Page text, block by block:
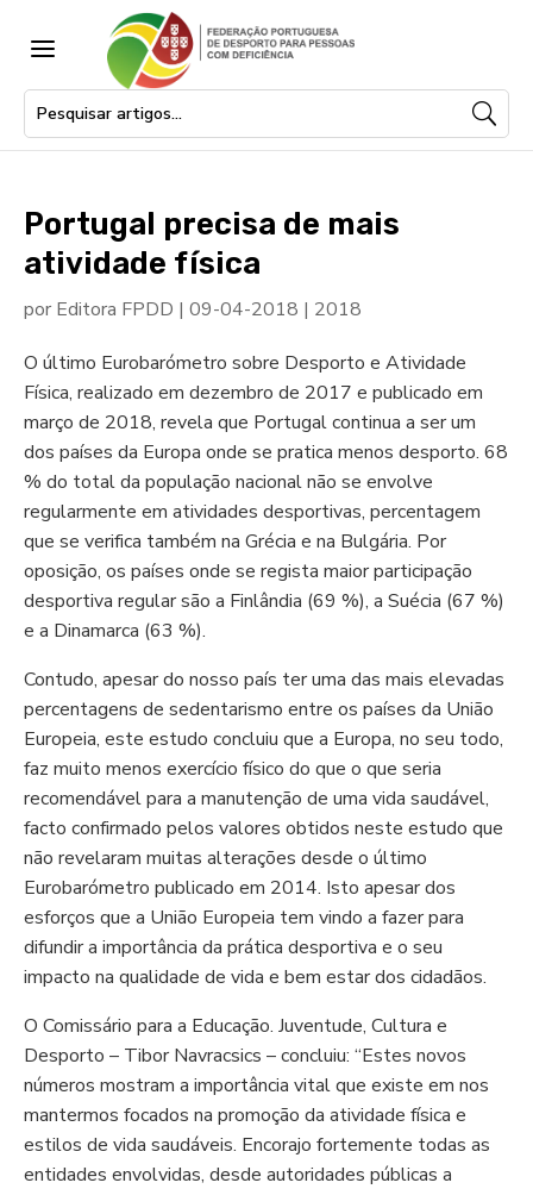
a
Portugal precisa de mais
atividade física
por Editora FPDD | 09-04-2018 | 2018
O último Eurobarómetro sobre Desporto e Atividade
Física, realizado em dezembro de 2017 e publicado em
março de 2018, revela que Portugal continua a ser um
dos países da Europa onde se pratica menos desporto. 68
% do total da população nacional não se envolve
regularmente em atividades desportivas, percentagem
que se verifica também na Grécia e na Bulgária. Por
oposição, os países onde se regista maior participação
desportiva regularsão a Finlândia (69 %), a Suécia (67 %)
e a Dinamarca (63 %).
Contudo, apesar do nosso país ter uma das mais elevadas
percentagens de sedentarismo entre os países da União
Europeia, este estudo concluiu que a Europa, no seu todo,
faz muito menos exercício físico do que o que seria
recomendável para a manutenção de uma vida saudável,
facto confirmado pelos valores obtidos neste estudo que
não revelaram muitas alterações desde o último
Eurobarómetro publicado em 2014. Isto apesar dos
esforços que a União Europeia tem vindo a fazer para
difundir a importância da prática desportiva e o seu
impacto na qualidade de vida e bem estar dos cidadãos.
O Comissário para a Educação. Juventude, Cultura e
Desporto – Tibor Navracsics – concluiu: “Estes novos
números mostram a importância vital que existe em nos
mantermos focados na promoção da atividade física e
estilos de vida saudáveis. Encorajo fortemente todas as
entidades envolvidas, desde autoridades públicas a